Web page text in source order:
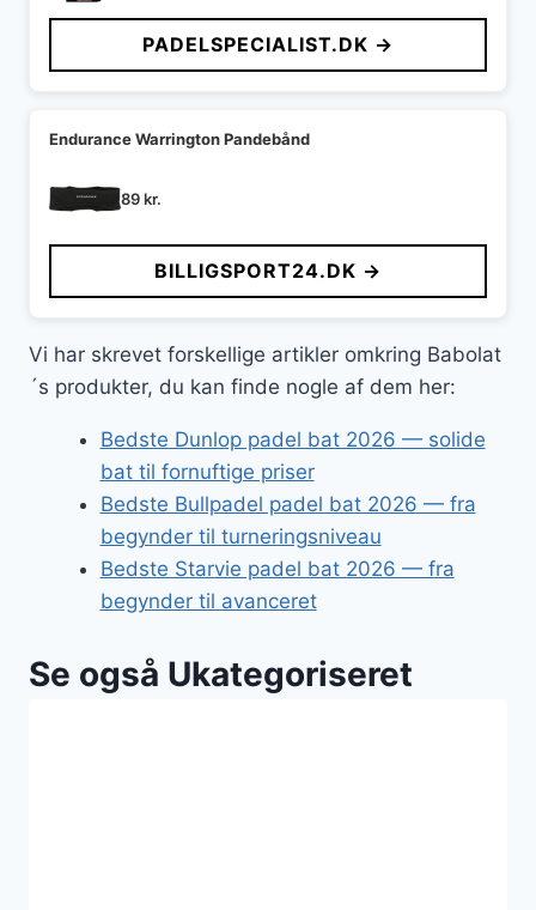
PADELSPECIALIST.DK →
Endurance Warrington Pandebånd
89kr.
BILLIGSPORT24.DK →
Vi har skrevet forskellige artikler omkring Babolat
´s produkter, du kan finde nogle af dem her:
Bedste Dunlop padel bat 2026 — solide
bat til fornuftige priser
Bedste Bullpadel padel bat 2026 — fra
begynder til turneringsniveau
Bedste Starvie padel bat 2026 — fra
begynder til avanceret
Se også Ukategoriseret